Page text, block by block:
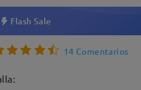
Flash Sale
14 Comentarios